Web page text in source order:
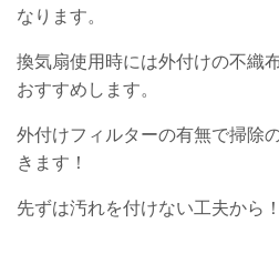
なります。
換気扇使用時には外付けの不織
おすすめします。
外付けフィルターの有無で掃除
きます！
先ずは汚れを付けない工夫から！